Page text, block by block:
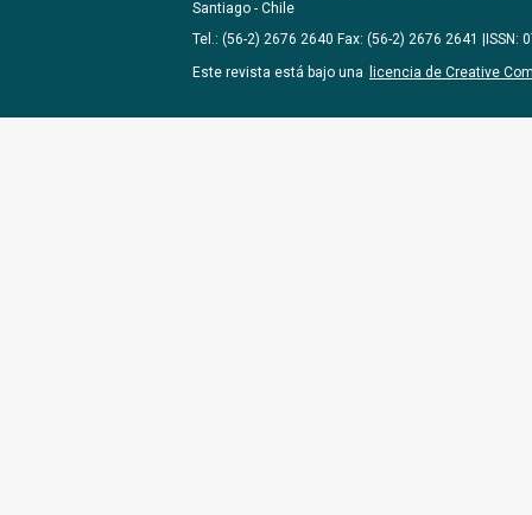
Santiago - Chile
Tel.: (56-2) 2676 2640 Fax: (56-2) 2676 2641 |ISSN:
Este revista está bajo una
licencia de Creative